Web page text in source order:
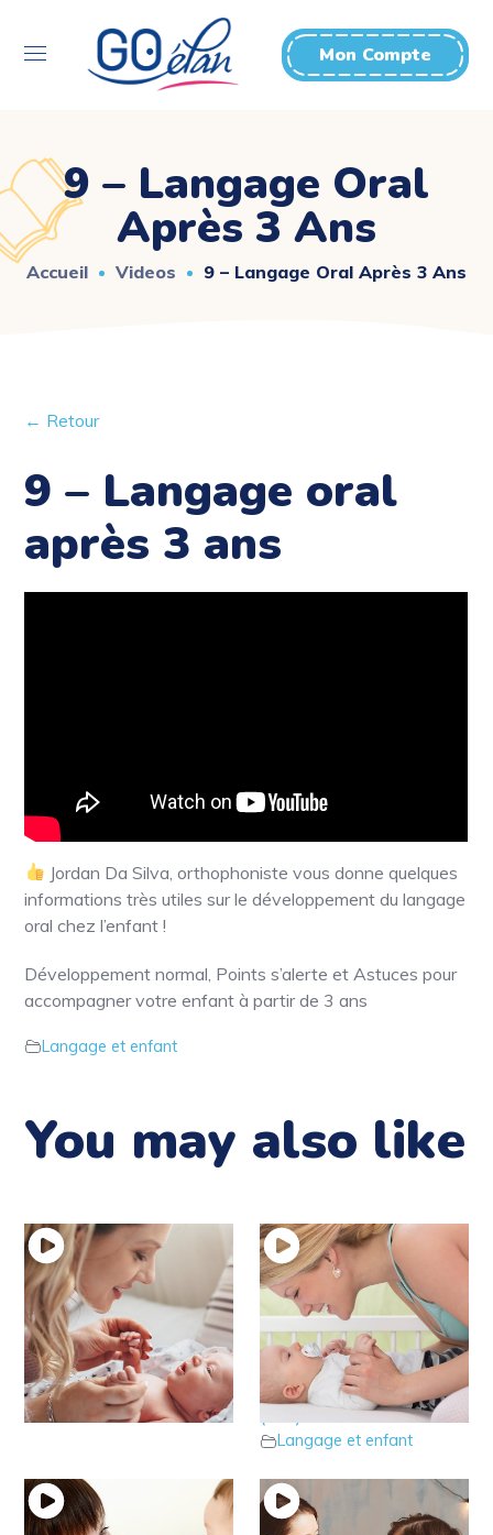
Mon Compte
9 – Langage Oral
Après 3 Ans
Accueil Videos 9 – Langage Oral Après 3 Ans
← Retour
9 – Langage oral
après 3 ans
Jordan Da Silva, orthophoniste vous donne quelques
informations très utiles sur le développement du langage
oral chez l’enfant !
Développement normal, Points s’alerte et Astuces pour
accompagner votre enfant à partir de 3 ans
Langage et enfant
You may also like
12 – Récapitulatif des
points d’alerte !
Langage et enfant
11 – Récapitulatif des
techniques de soutien
Langage et enfant